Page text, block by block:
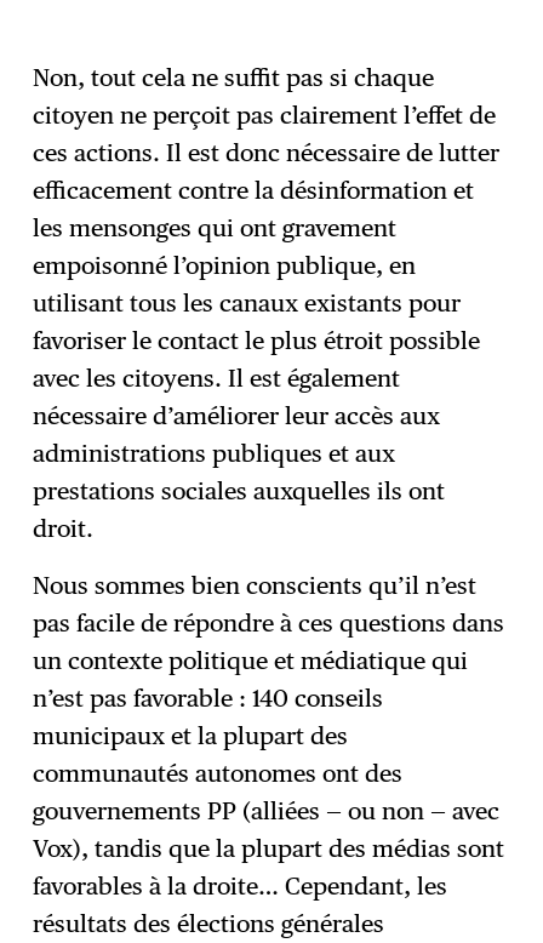
Non, tout cela ne suffit pas si chaque
citoyen ne perçoit pas clairement l’effet de
ces actions. Il est donc nécessaire de lutter
efficacement contre la désinformation et
les mensonges qui ont gravement
empoisonné l’opinion publique, en
utilisant tous les canaux existants pour
favoriser le contact le plus étroit possible
avec les citoyens. Il est également
nécessaire d’améliorer leur accès aux
administrations publiques et aux
prestations sociales auxquelles ils ont
droit.
Nous sommes bien conscients qu’il n’est
pas facile de répondre à ces questions dans
un contexte politique et médiatique qui
n’est pas favorable : 140 conseils
municipaux et la plupart des
communautés autonomes ont des
gouvernements PP (alliées — ou non — avec
Vox), tandis que la plupart des médias sont
favorables à la droite… Cependant, les
résultats des élections générales